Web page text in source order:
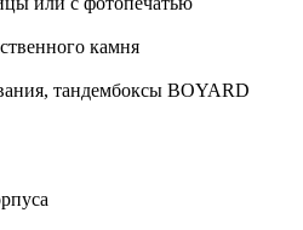
камня
тандембоксы BOYARD